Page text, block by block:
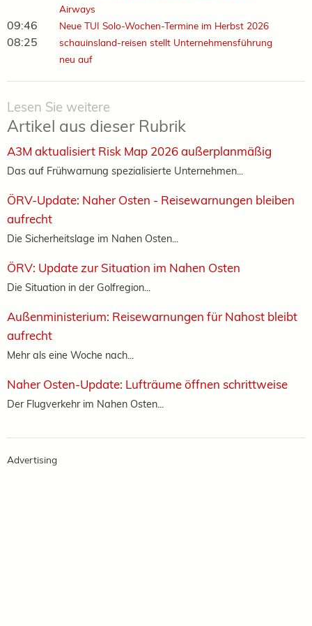
Airways
09:46 Neue TUI Solo-Wochen-Termine im Herbst 2026
08:25
schauinsland-reisen stellt Unternehmensführung
neu auf
Lesen Sie weitere
Artikel aus dieser Rubrik
A3M aktualisiert Risk Map 2026 außerplanmäßig
Das auf Frühwarnung spezialisierte Unternehmen...
ÖRV-Update: Naher Osten - Reisewarnungen bleiben
aufrecht
Die Sicherheitslage im Nahen Osten...
ÖRV: Update zur Situation im Nahen Osten
Die Situation in der Golfregion...
Außenministerium: Reisewarnungen für Nahost bleibt
aufrecht
Mehr als eine Woche nach...
Naher Osten-Update: Lufträume öffnen schrittweise
Der Flugverkehr im Nahen Osten...
Advertising